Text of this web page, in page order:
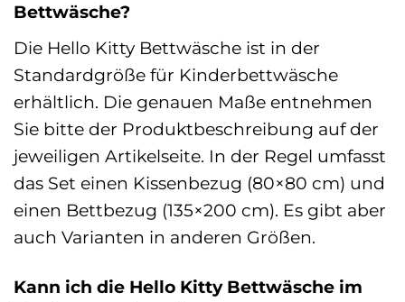
Bettwäsche?
Die Hello Kitty Bettwäsche ist in der
Standardgröße für Kinderbettwäsche
erhältlich. Die genauen Maße entnehmen
Sie bitte der Produktbeschreibung auf der
jeweiligen Artikelseite. In der Regel umfasst
das Set einen Kissenbezug (80×80 cm) und
einen Bettbezug (135×200 cm). Es gibt aber
auch Varianten in anderen Größen.
Kann ich die Hello Kitty Bettwäsche im